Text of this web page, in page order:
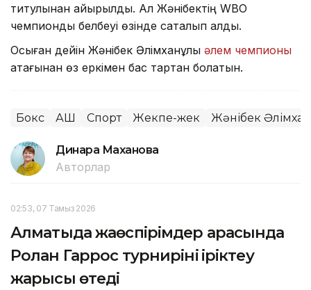
титулынан айырылды. Ал Жәнібектің WBO
чемпиондық белбеуі өзінде сақталып қалды.
Осыған дейін Жәнібек Әлімханұлы әлем чемпионы
атағынан өз еркімен бас тартқан болатын.
Бокс АҚШ Спорт Жекпе-жек Жәнібек
Динара Маханова
Авторлар
02:53, 07 Тамыз 2026
Алматыда жаөспірімдер арасында
Ролан Гаррос турнирінің іріктеу
жарысы өтеді